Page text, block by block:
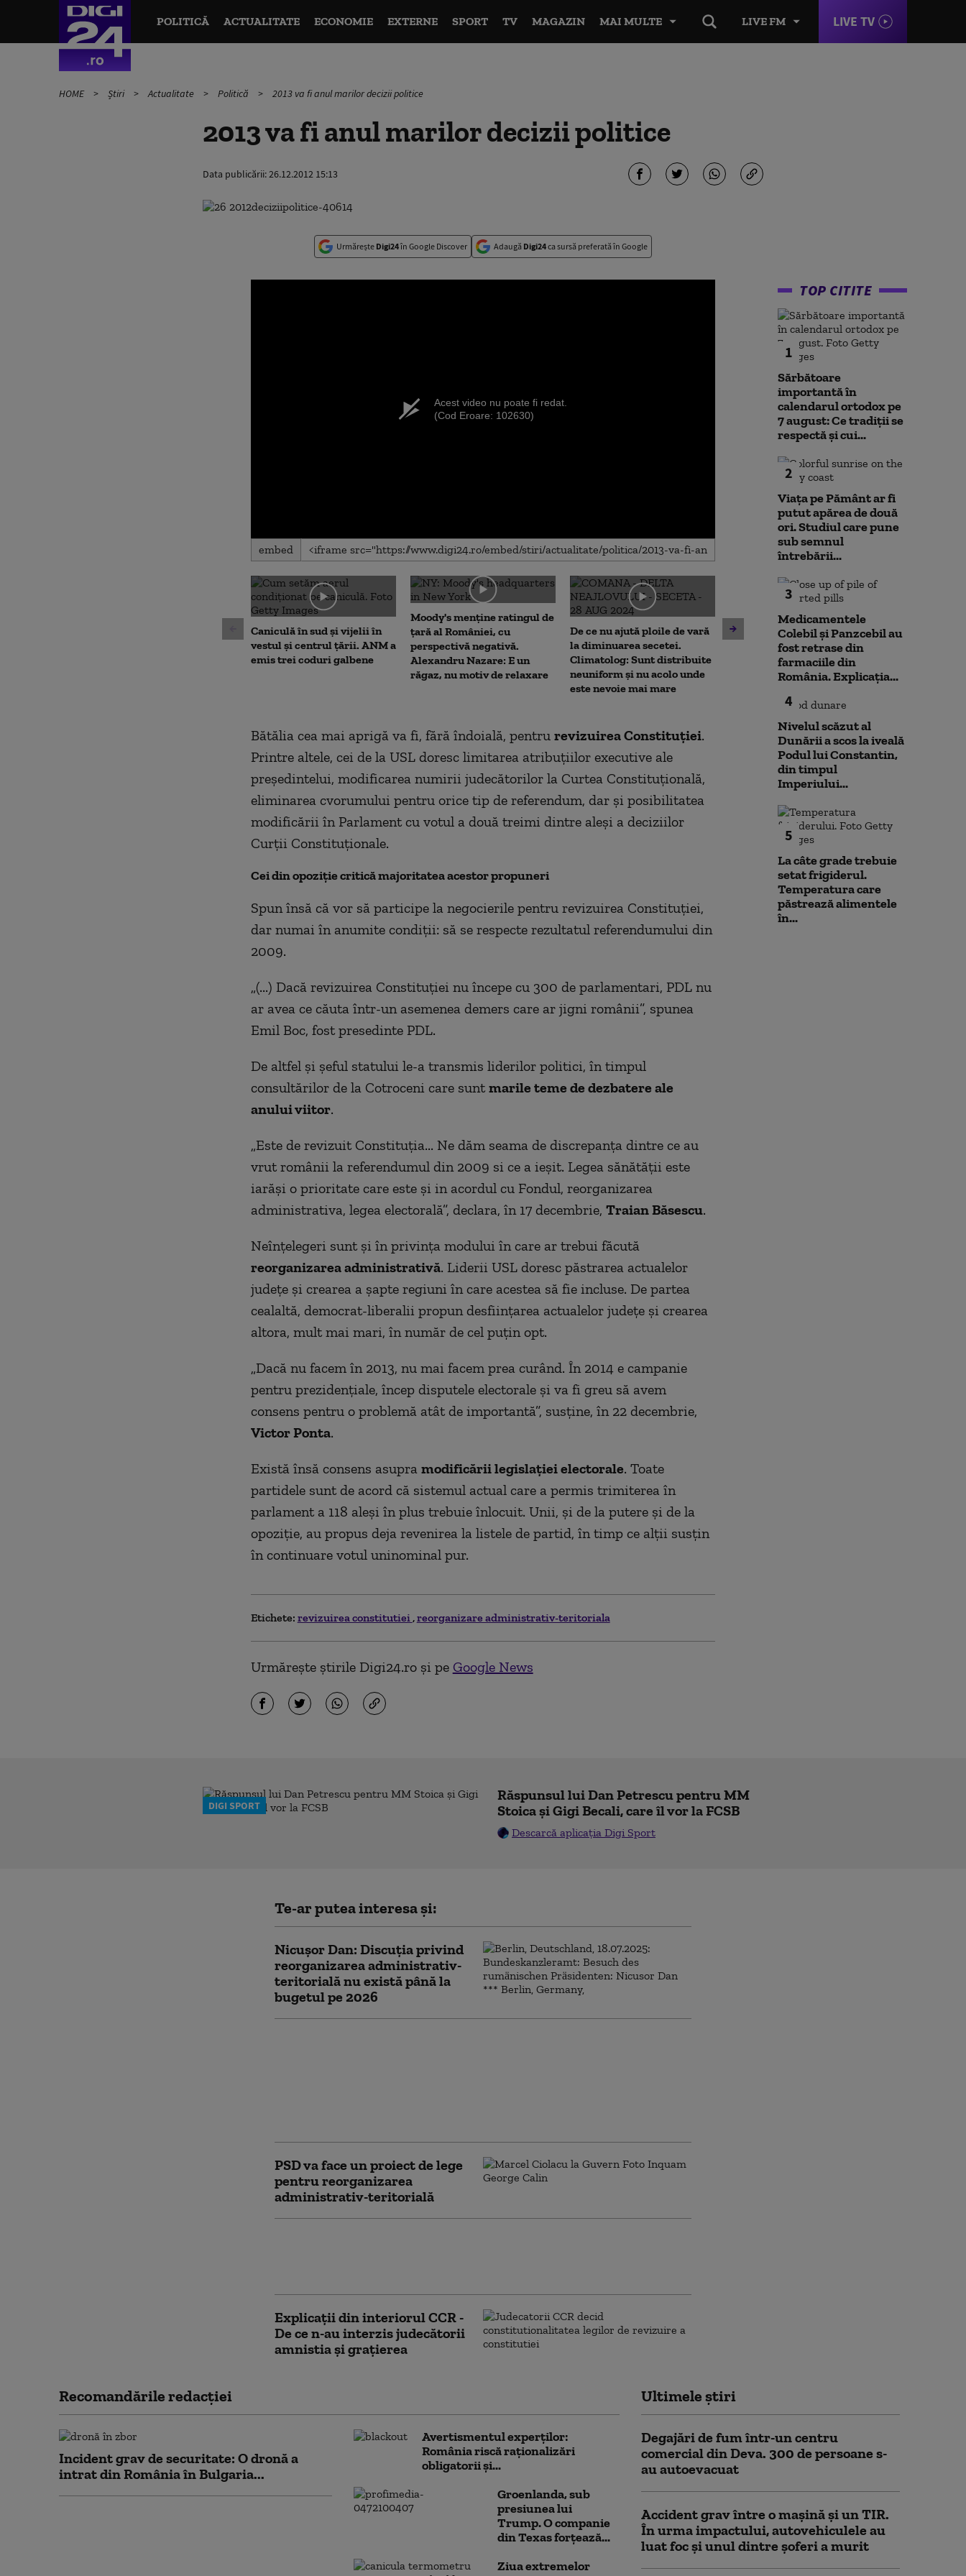
LIVE FM LIVE TV
POLITICĂ ACTUALITATE ECONOMIE EXTERNE SPORT TV MAGAZIN MAI MULTE
HOME Știri Actualitate Politică 2013 va fi anul marilor decizii politice
2013 va fi anul marilor decizii politice
Data publicării:26.12.2012 15:13
Urmărește Digi24în Google Discover Adaugă Digi24ca sursă preferată în Google
Acest video nu poate fi redat.
(Cod Eroare: 102630)
embed
Caniculă în sud și vijelii în
vestul și centrul țării. ANM a
emis trei coduri galbene
Moody's menține ratingul de
țară al României, cu
perspectivă negativă.
Alexandru Nazare: E un
răgaz, nu motiv de relaxare
De ce nu ajută ploile de vară
la diminuarea secetei.
Climatolog: Sunt distribuite
neuniform și nu acolo unde
este nevoie mai mare
Nicușor Dan spune, din nou,
că România își asumă
obiectivul trecerii la
moneda euro: „E un proces
prioritizat”
mahmureală
Bătălia cea mai aprigă va fi, fără îndoială, pentru revizuirea Constituţiei.
Printre altele, cei de la USL doresc limitarea atribuţiilor executive ale
preşedintelui, modificarea numirii judecătorilor la Curtea Constituţională,
eliminarea cvorumului pentru orice tip de referendum, dar şi posibilitatea
modificării în Parlament cu votul a două treimi dintre aleşi a deciziilor
Curţii Constituţionale.
Cei din opoziţie critică majoritatea acestor propuneri
Spun însă că vor să participe la negocierile pentru revizuirea Constituţiei,
dar numai în anumite condiţii: să se respecte rezultatul referendumului din
2009.
„(...) Dacă revizuirea Constituţiei nu începe cu 300 de parlamentari, PDL nu
ar avea ce căuta într-un asemenea demers care ar jigni românii”, spunea
Emil Boc, fost presedinte PDL.
De altfel şi şeful statului le-a transmis liderilor politici, în timpul
consultărilor de la Cotroceni care sunt marile teme de dezbatere ale
anului viitor.
„Este de revizuit Constituţia... Ne dăm seama de discrepanţa dintre ce au
vrut românii la referendumul din 2009 si ce a ieşit. Legea sănătăţii este
iarăşi o prioritate care este şi in acordul cu Fondul, reorganizarea
administrativa, legea electorală”, declara, în 17 decembrie, Traian Băsescu.
Neînţelegeri sunt şi în privinţa modului în care ar trebui făcută
reorganizarea administrativă. Liderii USL doresc păstrarea actualelor
judeţe şi crearea a şapte regiuni în care acestea să fie incluse. De partea
cealaltă, democrat-liberalii propun desfiinţarea actualelor judeţe şi crearea
altora, mult mai mari, în număr de cel puţin opt.
„Dacă nu facem în 2013, nu mai facem prea curând. În 2014 e campanie
pentru prezidenţiale, încep disputele electorale şi va fi greu să avem
consens pentru o problemă atât de importantă”, susţine, în 22 decembrie,
Victor Ponta.
Există însă consens asupra modificării legislaţiei electorale. Toate
partidele sunt de acord că sistemul actual care a permis trimiterea în
parlament a 118 aleşi în plus trebuie înlocuit. Unii, şi de la putere şi de la
opoziţie, au propus deja revenirea la listele de partid, în timp ce alţii susţin
în continuare votul uninominal pur.
Etichete: revizuirea constitutiei reorganizare administrativ-teritoriala
Urmărește știrile Digi24.ro și pe Google News
TOP CITITE
1
Sărbătoare
importantă în
calendarul ortodox pe
7 august: Ce tradiții se
respectă și cui...
2
Viața pe Pământ ar fi
putut apărea de două
ori. Studiul care pune
sub semnul
întrebării...
3
Medicamentele
Colebil și Panzcebil au
fost retrase din
farmaciile din
România. Explicația...
4
Nivelul scăzut al
Dunării a scos la iveală
Podul lui Constantin,
din timpul
Imperiului...
5
La câte grade trebuie
setat frigiderul.
Temperatura care
păstrează alimentele
în...
DIGI SPORT
Răspunsul lui Dan Petrescu pentru MM
Stoica și Gigi Becali, care îl vor la FCSB
Descarcă aplicația Digi Sport
Te-ar putea interesa și:
Nicuşor Dan: Discuţia privind
reorganizarea administrativ-
teritorială nu există până la
bugetul pe 2026
PSD va face un proiect de lege
pentru reorganizarea
administrativ-teritorială
Explicații din interiorul CCR -
De ce n-au interzis judecătorii
amnistia și grațierea
Recomandările redacţiei
Incident grav de securitate: O dronă a
intrat din România în Bulgaria...
Avertismentul experților:
România riscă raționalizări
obligatorii și...
Groenlanda, sub
presiunea lui
Trump. O companie
din Texas forțează...
Ziua extremelor
Ultimele știri
Degajări de fum într-un centru
comercial din Deva. 300 de persoane s-
au autoevacuat
Accident grav între o mașină și un TIR.
În urma impactului, autovehiculele au
luat foc și unul dintre șoferi a murit